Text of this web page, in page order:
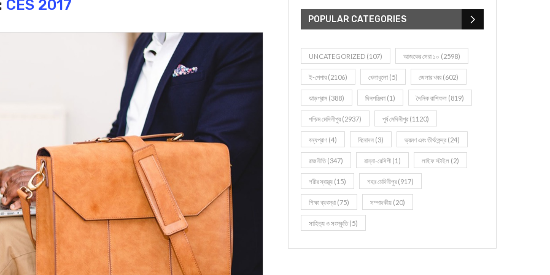
CES 2017
POPULAR CATEGORIES
UNCATEGORIZED (107) আজকের সেরা ১০ (2598)
ই-পেপার (2106) খেলাধূলো (5) জেলার খবর (602)
ঝাড়গ্রাম (388) দিনপঞ্জিকা (1) দৈনিক রাশিফল (819)
পশ্চিম মেদিনীপুর (2937) পূর্ব মেদিনীপুর (1120)
বন্যপ্রাণ (4) বিনোদন (3) ভ্রমণ এবং তীর্থকেন্দ্র (24)
রাজনীতি(347) রান্না-রেসিপী (1) লাইফ স্টাইল (2)
শরীর স্বাস্থ্য (15) শহর মেদিনীপুর (917)
শিক্ষা ব্যবস্থা (75) সম্পাদকীয় (20)
সাহিত্য ও সংস্কৃতি(5)